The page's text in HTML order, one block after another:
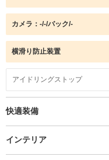
カメラ：-/-/バック/-
横滑り防止装置
アイドリングストップ
快適装備
インテリア